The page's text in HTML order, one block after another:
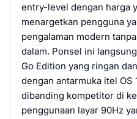
entry-level dengan harga
menargetkan pengguna
pengalaman modern
dalam. Ponsel ini
Go Edition yang ringan
dengan antarmuka itel OS
dibanding kompetitor di
penggunaan layar 90Hz